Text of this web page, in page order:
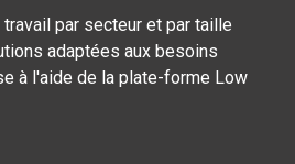
par secteur et par taille
adaptées aux besoins
à l'aide de la plate-forme Low